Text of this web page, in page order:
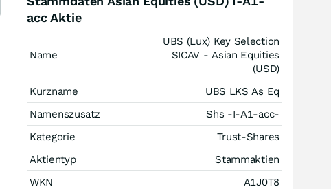
acc Aktie
Name
UBS (Lux) Key Selection
SICAV - Asian Equities
(USD)
Kurzname
UBS LKS As Eq
Namenszusatz
Shs -I-A1-acc-
Kategorie
Trust-Shares
Aktientyp
Stammaktien
WKN
A1J0T8